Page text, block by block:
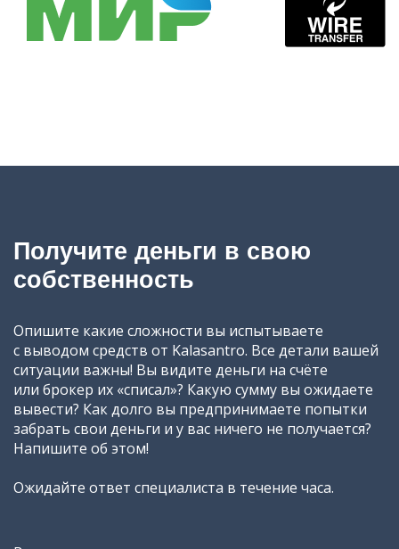
Получите деньги в свою
собственность
Опишите какие сложности вы испытываете
с выводом средств от Kalasantro. Все детали вашей
ситуации важны! Вы видите деньги на счёте
или брокер их «списал»? Какую сумму вы ожидаете
вывести? Как долго вы предпринимаете попытки
забрать свои деньги и у вас ничего не получается?
Напишите об этом!
Ожидайте ответ специалиста в течение часа.